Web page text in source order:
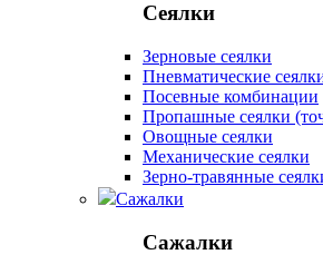
Сеялки
Зерновые сеялки
Пневматические
Посевные комбинации
Пропашные сеялки
Овощные сеялки
Механические сеялки
Зерно-травянные
Сажалки
Сажалки